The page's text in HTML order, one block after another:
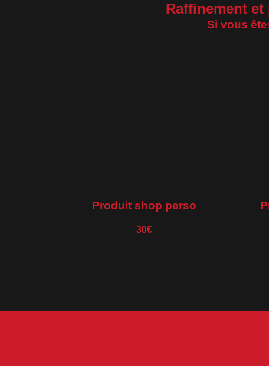
Raffinement
Si vous
Produit shop perso
30€